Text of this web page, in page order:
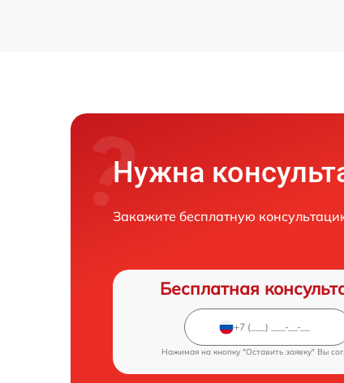
Нужна
Закажите бесплатную
Бесплатная
Нажимая на кнопку "Оставить заявку" Вы